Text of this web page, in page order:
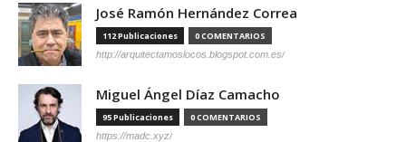
José Ramón Hernández Correa
112 Publicaciones 0 COMENTARIOS
http://arquitectamoslocos.blogspot.com.es/
Miguel Ángel Díaz Camacho
95 Publicaciones 0 COMENTARIOS
https://madc.xyz/